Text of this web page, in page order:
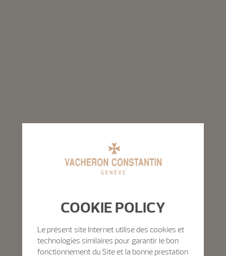
COOKIE POLICY
Le présent site Internet utilise des cookies et
technologies similaires pour garantir le bon
fonctionnement du Site et la bonne prestation